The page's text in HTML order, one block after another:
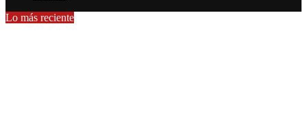
Lo más reciente